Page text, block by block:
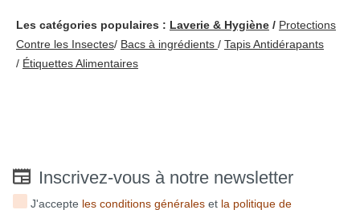
Les catégories populaires : Laverie & Hygiène / Protections
Contre les Insectes/ Bacs à ingrédients / Tapis Antidérapants
/ Étiquettes Alimentaires
Inscrivez-vous à notre newsletter
J'accepte les conditions générales et la politique de